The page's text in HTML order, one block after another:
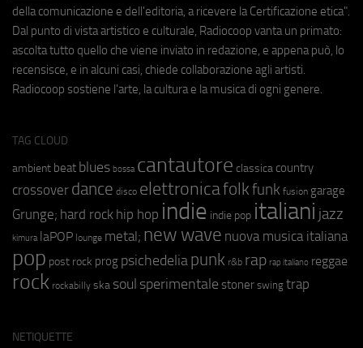
della comunicazione e dell'editoria, a ricevere la Certificazione etica".
Dal punto di vista artistico e culturale, Radiocoop vanta un primato:
ascolta tutto quello che viene inviato in redazione, e appena può, lo
recensisce, e in alcuni casi, chiede collaborazione agli artisti.
Radiocoop sostiene l'arte, la cultura e la musica di ogni genere.
TAG CLOUD
ambient beat blues bossa cantautore classica country
crossover dance disco elettronicafolkfunk fusion garage
Grunge; hard rock hip hop indie indie pop italiani jazz
kimura laPOP lounge metal; new wave nuova musica italiana
pop post rock prog psichedeliapunk r&b rap rap italiano reggae
rock rockabilly ska soul sperimentale stoner swing trap
NETIQUETTE